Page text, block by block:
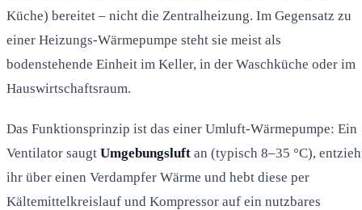
Küche) bereitet – nicht die Zentralheizung. Im Gegensatz zu
einer Heizungs-Wärmepumpe steht sie meist als
bodenstehende Einheit im Keller, in der Waschküche oder im
Hauswirtschaftsraum.
Das Funktionsprinzip ist das einer Umluft-Wärmepumpe: Ein
Ventilator saugt Umgebungsluft an (typisch 8–35 °C),
ihr über einen Verdampfer Wärme und hebt diese per
Kältemittelkreislauf und Kompressor auf ein nutzbares